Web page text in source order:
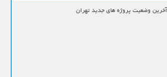
آخرین وضعیت پروژه های جدید تهران